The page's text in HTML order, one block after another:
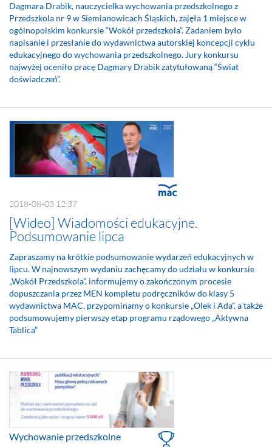
Dagmara Drabik, nauczycielka wychowania przedszkolnego z
Przedszkola nr 9 w Siemianowicach Śląskich, zajęła 1 miejsce w
ogólnopolskim konkursie “Wokół przedszkola”. Zadaniem było
napisanie i przesłanie do wydawnictwa autorskiej koncepcji cyklu
edukacyjnego do wychowania przedszkolnego. Jury konkursu
najwyżej oceniło pracę Dagmary Drabik zatytułowaną “Świat
doświadczeń”.
2018-08-03 12:37
[Wideo] Wiadomości edukacyjne.
Podsumowanie lipca
Zapraszamy na krótkie podsumowanie wydarzeń edukacyjnych w
lipcu. W najnowszym wydaniu zachęcamy do udziału w konkursie
„Wokół Przedszkola”, informujemy o zakończonym procesie
dopuszczania przez MEN kompletu podręczników do klasy 5
wydawnictwa MAC, przypominamy o konkursie „Olek i Ada”, a także
podsumowujemy pierwszy etap programu rządowego „Aktywna
Tablica”
Wychowanie przedszkolne